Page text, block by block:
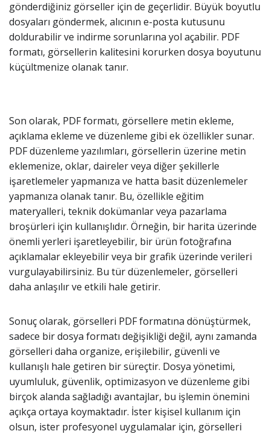
gönderdiğiniz görseller için de geçerlidir. Büyük boyutlu
dosyaları göndermek, alıcının e-posta kutusunu
doldurabilir ve indirme sorunlarına yol açabilir. PDF
formatı, görsellerin kalitesini korurken dosya boyutunu
küçültmenize olanak tanır.
Son olarak, PDF formatı, görsellere metin ekleme,
açıklama ekleme ve düzenleme gibi ek özellikler sunar.
PDF düzenleme yazılımları, görsellerin üzerine metin
eklemenize, oklar, daireler veya diğer şekillerle
işaretlemeler yapmanıza ve hatta basit düzenlemeler
yapmanıza olanak tanır. Bu, özellikle eğitim
materyalleri, teknik dokümanlar veya pazarlama
broşürleri için kullanışlıdır. Örneğin, bir harita üzerinde
önemli yerleri işaretleyebilir, bir ürün fotoğrafına
açıklamalar ekleyebilir veya bir grafik üzerinde verileri
vurgulayabilirsiniz. Bu tür düzenlemeler, görselleri
daha anlaşılır ve etkili hale getirir.
Sonuç olarak, görselleri PDF formatına dönüştürmek,
sadece bir dosya formatı değişikliği değil, aynı zamanda
görselleri daha organize, erişilebilir, güvenli ve
kullanışlı hale getiren bir süreçtir. Dosya yönetimi,
uyumluluk, güvenlik, optimizasyon ve düzenleme gibi
birçok alanda sağladığı avantajlar, bu işlemin önemini
açıkça ortaya koymaktadır. İster kişisel kullanım için
olsun, ister profesyonel uygulamalar için, görselleri